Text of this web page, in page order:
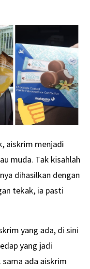
aiskrim menjadi
muda. Tak kisahlah
dihasilkan dengan
tekak, ia pasti
yang ada, di sini
yang jadi
ada aiskrim